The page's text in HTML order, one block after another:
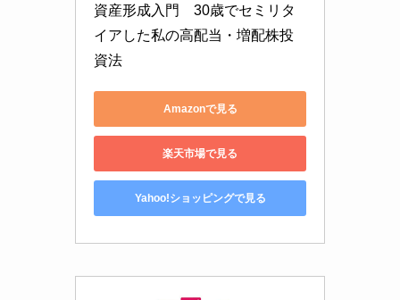
資産形成入門　30歳でセミリタ
イアした私の高配当・増配株投
資法
Amazonで見る
楽天市場で見る
Yahoo!ショッピングで見る